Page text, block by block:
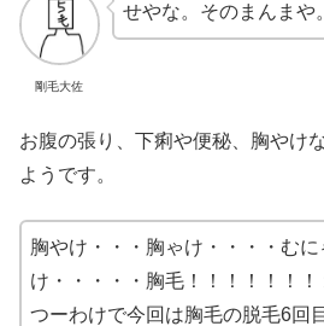
剛毛大佐
せやな。そのまんまや。
お腹の張り、下痢や便秘、胸やけ
ようです。
胸やけ・・・胸ゃけ・・・・むに
け・・・・・胸毛！！！！！！！
つーわけで今回は胸毛の脱毛6回